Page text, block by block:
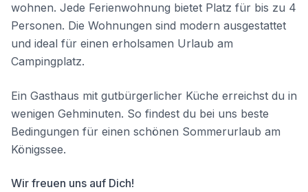
wohnen. Jede Ferienwohnung bietet Platz für bis zu 4
Personen. Die Wohnungen sind modern ausgestattet
und ideal für einen erholsamen Urlaub am
Campingplatz.
Ein Gasthaus mit gutbürgerlicher Küche erreichst du in
wenigen Gehminuten. So findest du bei uns beste
Bedingungen für einen schönen Sommerurlaub am
Königssee.
Wir freuen uns auf Dich!